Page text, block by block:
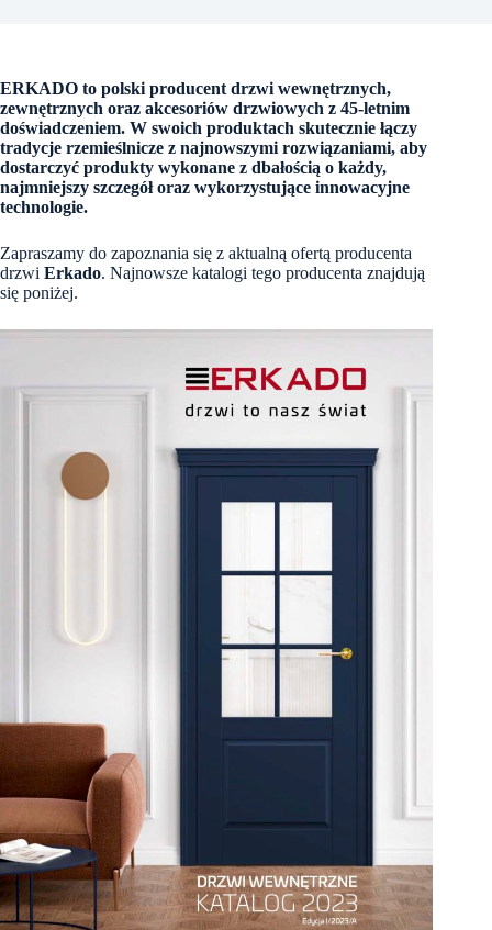
ERKADO to polski producent drzwi wewnętrznych,
zewnętrznych oraz akcesoriów drzwiowych z 45-letnim
doświadczeniem. W swoich produktach skutecznie łączy
tradycje rzemieślnicze z najnowszymi rozwiązaniami, aby
dostarczyć produkty wykonane z dbałością o każdy,
najmniejszy szczegół oraz wykorzystujące innowacyjne
technologie.
Zapraszamy do zapoznania się z aktualną ofertą producenta
drzwi Erkado. Najnowsze katalogi tego producenta znajdują
się poniżej.